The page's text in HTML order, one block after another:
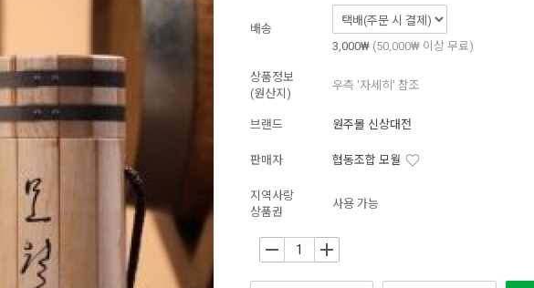
배송
3,000₩ (50,000₩ 이상 무료)
상품정보
(원산지)
우측 '자세히' 참조
브랜드 원주몰 신상대전
판매자 협동조합 모월
지역사랑
상품권
사용 가능
+